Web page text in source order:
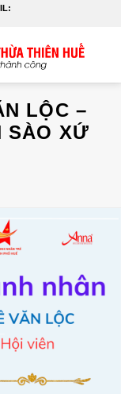
LỘC –
SÀO XỨ